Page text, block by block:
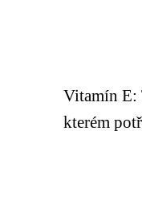
Vitamín E:
kterém